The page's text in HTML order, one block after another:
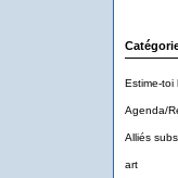
Estime-toi
Agenda/
Alliés
art